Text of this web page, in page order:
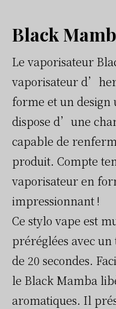
Black
Le vaporisateur
vaporisateur
forme et un design
dispose d’une
capable de
produit. Compte
vaporisateur en
impressionnant !
Ce stylo vape est
préréglées avec
de 20 secondes.
le Black Mamba
aromatiques. Il